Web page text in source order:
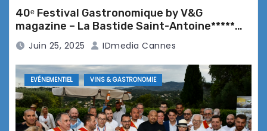
Les offres de fin d’année de l’Hôtel
Restaurant & Spa Cantemerle****
11ème automne à Théoule … des
menus aux couleurs de l’automne
40ᵉ Festival Gastronomique by V&G
magazine – La Bastide Saint-Antoine*****
Grasse
Juin 25, 2025 IDmedia Cannes
EVÉNEMENTIEL VINS & GASTRONOMIE